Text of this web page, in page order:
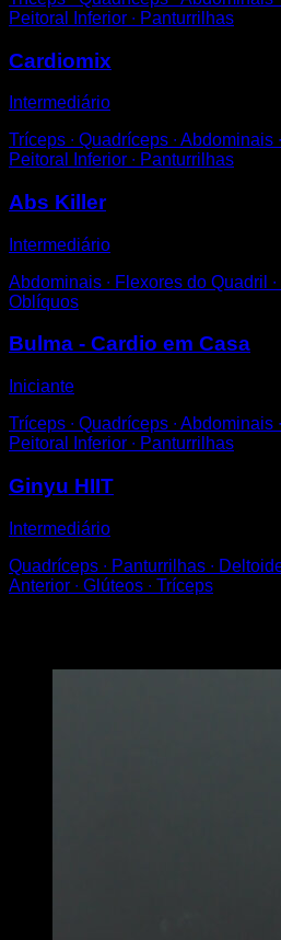
Peitoral Inferior ∙ Panturrilhas
Cardiomix
Intermediário
Tríceps ∙ Quadríceps ∙ Abdominais
Peitoral Inferior ∙ Panturrilhas
Abs Killer
Intermediário
Abdominais ∙ Flexores do Quadril ∙
Oblíquos
Bulma - Cardio em Casa
Iniciante
Tríceps ∙ Quadríceps ∙ Abdominais
Peitoral Inferior ∙ Panturrilhas
Ginyu HIIT
Intermediário
Quadríceps ∙ Panturrilhas ∙
Anterior ∙ Glúteos ∙ Tríceps